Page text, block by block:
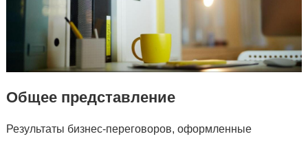
Общее представление
Результаты бизнес-переговоров, оформленные